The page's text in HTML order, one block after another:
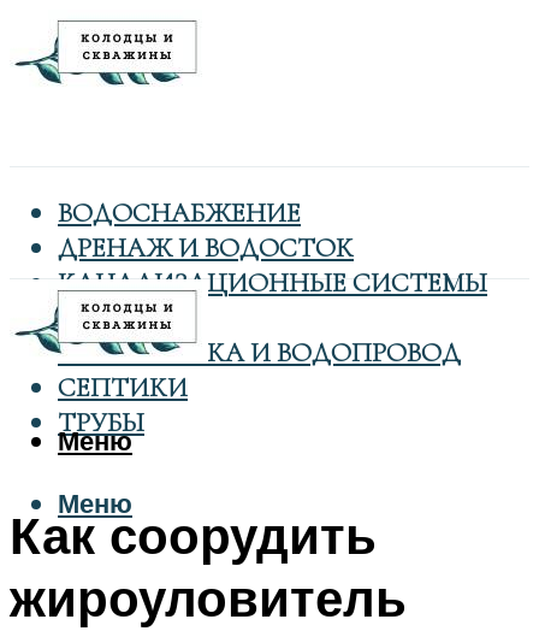
ВОДОСНАБЖЕНИЕ
ДРЕНАЖ И ВОДОСТОК
КАНАЛИЗАЦИОННЫЕ СИСТЕМЫ
КОЛОДЦЫ
САНТЕХНИКА И ВОДОПРОВОД
СЕПТИКИ
ТРУБЫ
Меню
Меню
Как соорудить
жироуловитель